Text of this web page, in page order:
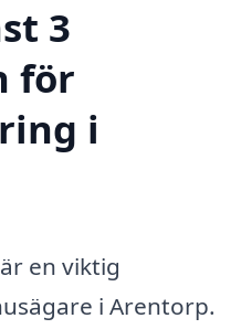
3
för
i
en viktig
i Arentorp.